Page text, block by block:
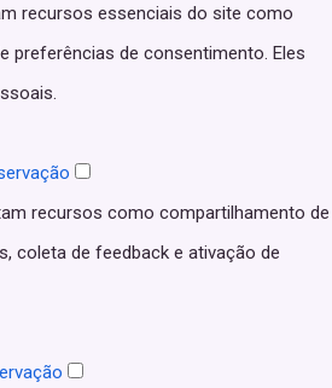
recursos essenciais do site como
preferências de consentimento. Eles
recursos como compartilhamento de
coleta de feedback e ativação de